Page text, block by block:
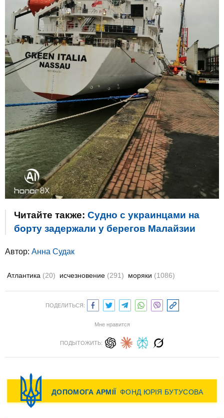
Читайте также: Судно с украинцами на
борту задержали у берегов Малайзии
Автор: Анна Судак
Атлантика (20) исчезновение (291) моряки (1086)
ПОДЕЛИТЬСЯ:
Мне нравится
ПОДЫТОЖИТЬ: